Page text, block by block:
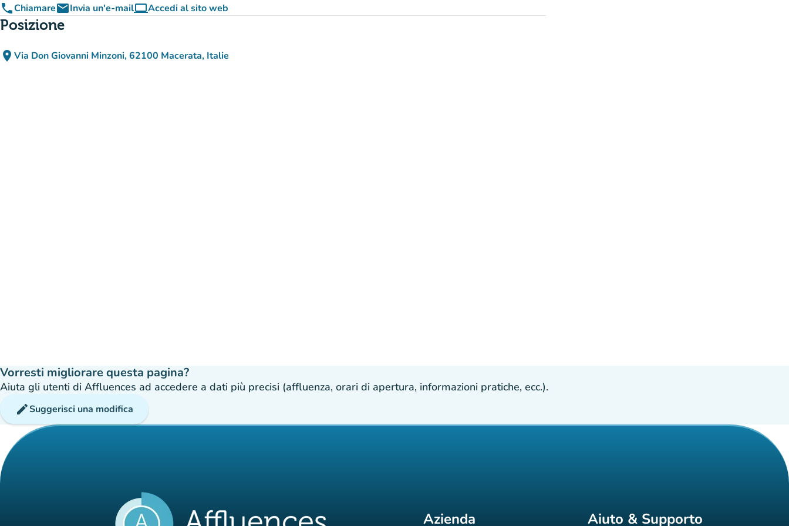
phoneChiamareemailInvia un'e-mailcomputerAccedi al sito web
(nuova scheda)
Posizione
place Via Don Giovanni Minzoni, 62100 Macerata, Italie
(apri in Google Maps)
(nuova scheda)
Vorresti migliorare questa pagina?
Aiuta gli utenti di Affluences ad accedere a dati più precisi (affluenza, orari di apertura, informazioni pratiche, ecc.).
editSuggerisci una modifica
Azienda Aiuto & Supporto